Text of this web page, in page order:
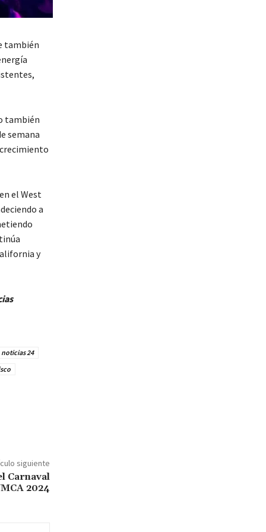
también
también
semana
el West
a
y
noticias 24
siguiente
Carnaval
2024